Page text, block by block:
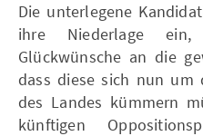
Die unterlegene
ihre Niederlage
Glückwünsche an die
dass diese sich nun um
des Landes kümmern
künftigen